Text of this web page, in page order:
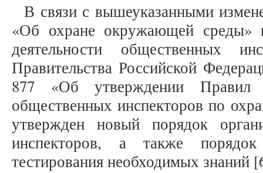
В связи с вышеуказанными
«Об охране окружающей среды»
деятельности общественных
Правительства Российской
877 «Об утверждении Правил
общественных инспекторов по
утвержден новый порядок
инспекторов, а также
тестирования необходимых знаний